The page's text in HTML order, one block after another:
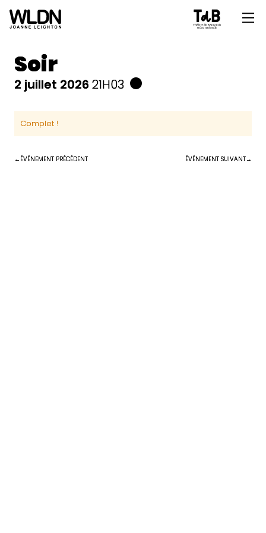
Soir
2 juillet 2026 21H03
Complet !
ÉVÉNEMENT PRÉCÉDENT ÉVÉNEMENT SUIVANT